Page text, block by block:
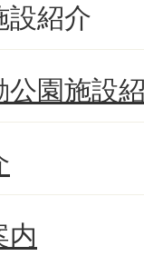
設紹介
公園施設
内